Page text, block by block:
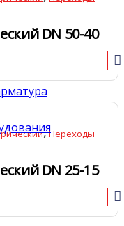
DN 50-40
,Переходы
DN 25-15